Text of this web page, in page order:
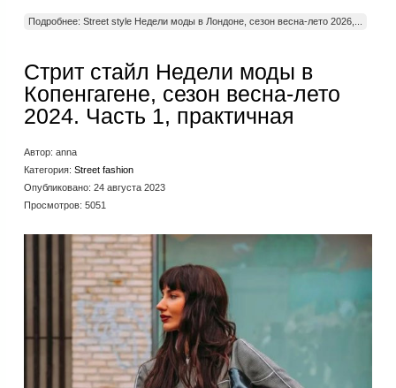
Подробнее: Street style Недели моды в Лондоне, сезон весна-лето 2026,...
Стрит стайл Недели моды в
Копенгагене, сезон весна-лето
2024. Часть 1, практичная
Автор: anna
Категория: Street fashion
Опубликовано: 24 августа 2023
Просмотров: 5051